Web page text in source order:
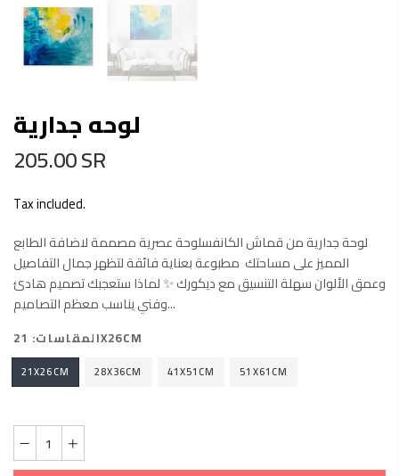
لوحه جدارية
205.00 SR
Tax included.
لوحة جدارية من قماش الكانفسلوحة عصرية مصممة لاضافة الطابع
المميز على مساحتك مطبوعة بعناية فائقة لتظهر جمال التفاصيل
وعمق الألوان سهلة التنسيق مع ديكورك ✨ لماذا ستعجبك تصميم هادئ
وفني يناسب معظم التصاميم...
المقاسات:21X26CM
21X26CM 28X36CM 41X51CM 51X61CM